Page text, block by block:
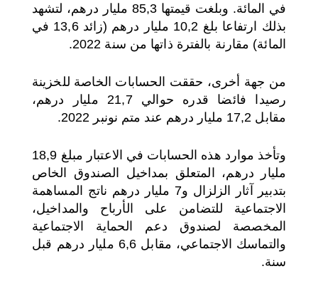
في المائة. وبلغت قيمتها 85,3 مليار درهم، لتشهد
بذلك ارتفاعا بلغ 10,2 مليار درهم (زائد 13,6 في
المائة) مقارنة بالفترة ذاتها من سنة 2022.
من جهة أخرى، حققت الحسابات الخاصة للخزينة
رصيدا فائضا قدره حوالي 21,7 مليار درهم،
مقابل 17,2 مليار درهم عند متم نونبر 2022.
وتأخذ موارد هذه الحسابات في الاعتبار مبلغ 18,9
مليار درهم، المتعلق بمداخيل الصندوق الخاص
بتدبير آثار الزلزال و7 مليار درهم ناتج المساهمة
الاجتماعية للتضامن على الأرباح والمداخيل،
المخصصة لصندوق دعم الحماية الاجتماعية
والتماسك الاجتماعي، مقابل 6,6 مليار درهم قبل
سنة.